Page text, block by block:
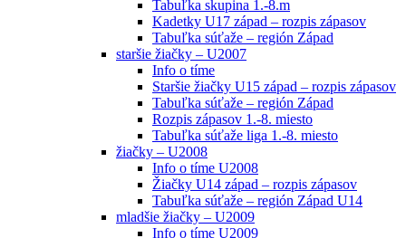
Tabuľka skupina 1.-8.m
Kadetky U17 západ – rozpis zápasov
Tabuľka súťaže – región Západ
staršie žiačky – U2007
Info o tíme
Staršie žiačky U15 západ – rozpis zápasov
Tabuľka súťaže – región Západ
Rozpis zápasov 1.-8. miesto
Tabuľka súťaže liga 1.-8. miesto
žiačky – U2008
Info o tíme U2008
Žiačky U14 západ – rozpis zápasov
Tabuľka súťaže – región Západ U14
mladšie žiačky – U2009
Info o tíme U2009